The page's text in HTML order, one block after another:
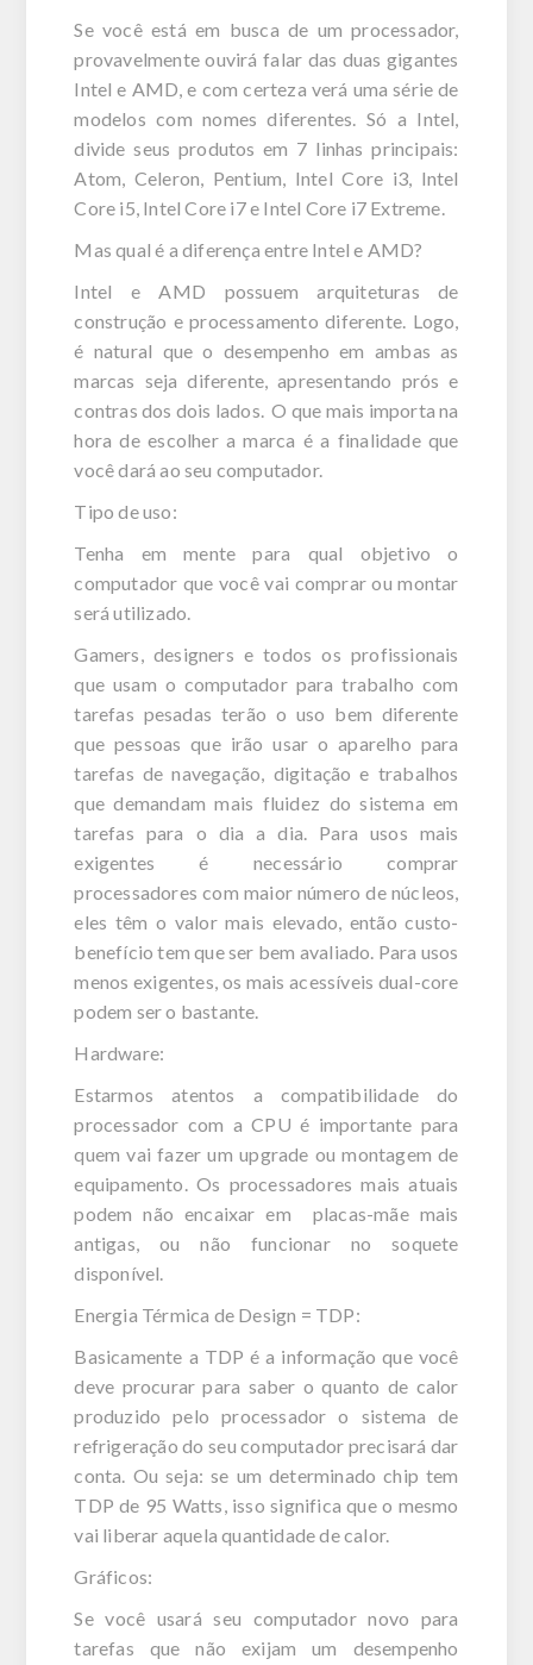
Se você está em busca de um processador,
provavelmente ouvirá falar das duas gigantes
Intel e AMD, e com certeza verá uma série de
modelos com nomes diferentes. Só a Intel,
divide seus produtos em 7 linhas principais:
Atom, Celeron, Pentium, Intel Core i3, Intel
Core i5, Intel Core i7 e Intel Core i7 Extreme.
Mas qual é a diferença entre Intel e AMD?
Intel e AMD possuem arquiteturas de
construção e processamento diferente. Logo,
é natural que o desempenho em ambas as
marcas seja diferente, apresentando prós e
contras dos dois lados. O que mais importa na
hora de escolher a marca é a finalidade que
você dará ao seu computador.
Tipo de uso:
Tenha em mente para qual objetivo o
computador que você vai comprar ou montar
será utilizado.
Gamers, designers e todos os profissionais
que usam o computador para trabalho com
tarefas pesadas terão o uso bem diferente
que pessoas que irão usar o aparelho para
tarefas de navegação, digitação e trabalhos
que demandam mais fluidez do sistema em
tarefas para o dia a dia. Para usos mais
exigentes é necessário comprar
processadores com maior número de núcleos,
eles têm o valor mais elevado, então custo-
benefício tem que ser bem avaliado. Para usos
menos exigentes, os mais acessíveis dual-core
podem ser o bastante.
Hardware:
Estarmos atentos a compatibilidade do
processador com a CPU é importante para
quem vai fazer um upgrade ou montagem de
equipamento. Os processadores mais atuais
podem não encaixar em placas-mãe mais
antigas, ou não funcionar no soquete
disponível.
Energia Térmica de Design = TDP:
Basicamente a TDP é a informação que você
deve procurar para saber o quanto de calor
produzido pelo processador o sistema de
refrigeração do seu computador precisará dar
conta. Ou seja: se um determinado chip tem
TDP de 95 Watts, isso significa que o mesmo
vai liberar aquela quantidade de calor.
Gráficos:
Se você usará seu computador novo para
tarefas que não exijam um desempenho